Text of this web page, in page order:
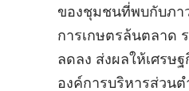
ของชุมชนที่พบกับภา
การเกษตรล้นตลาด
ลดลง ส่งผลให้เศรษ
องค์การบริหารส่วน